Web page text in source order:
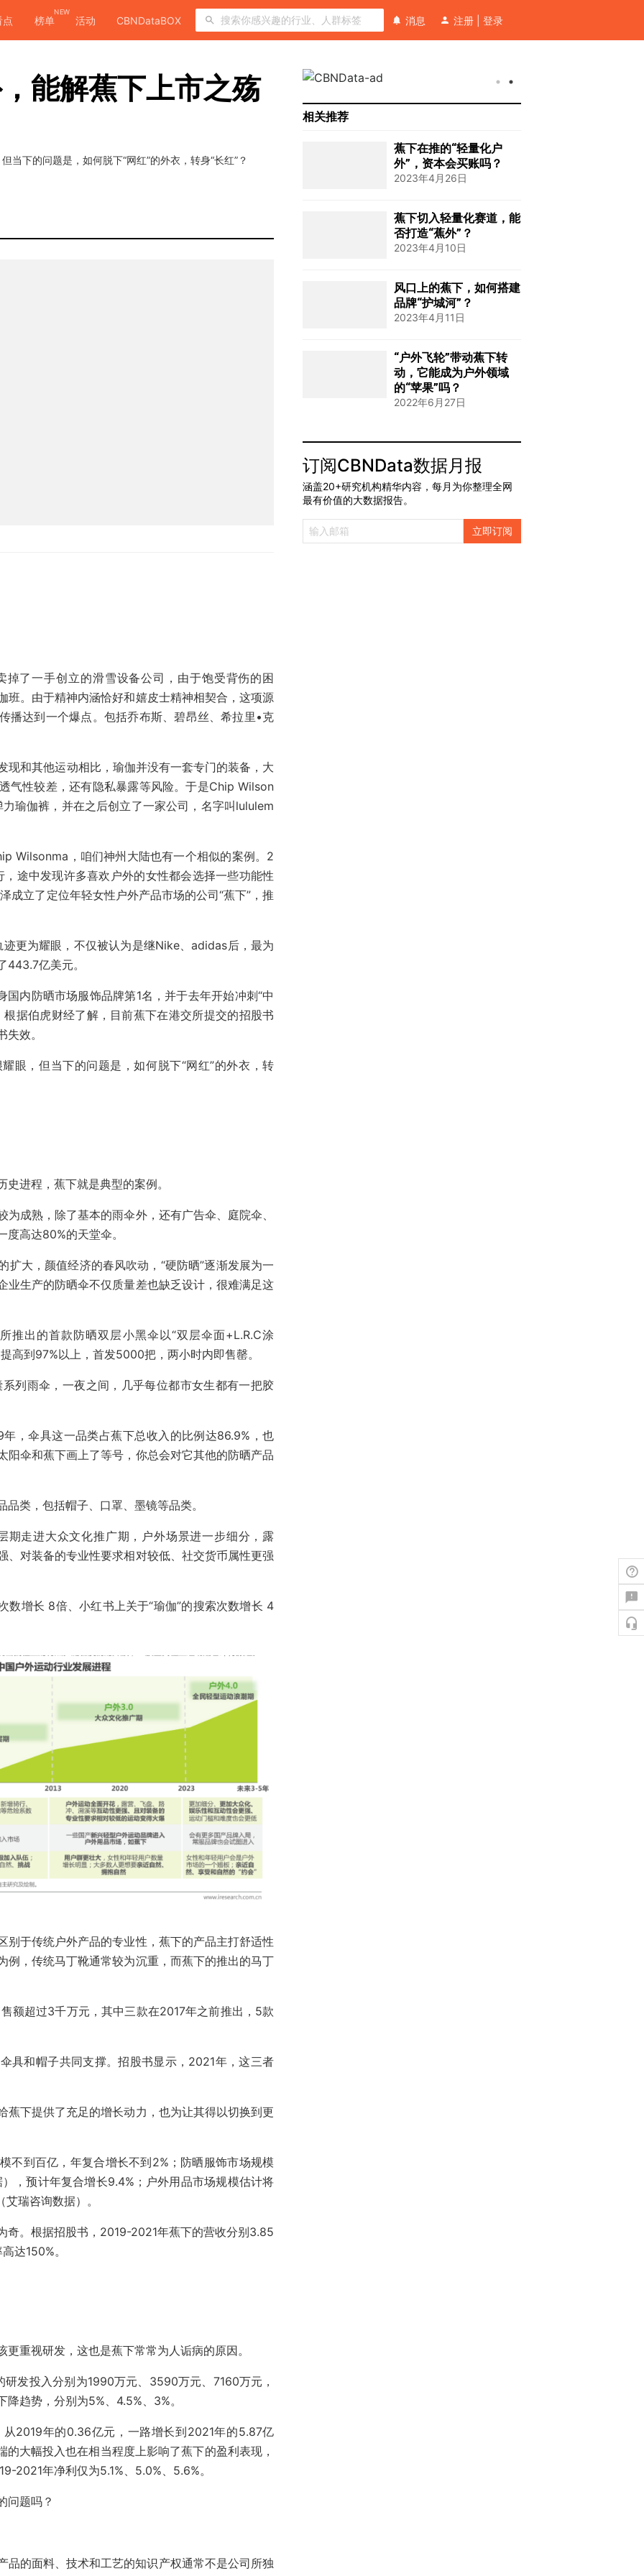
点 榜单
NEW
活动 CBNDataBOX 消息 注册 登录
能解蕉下上市之殇
当下的问题是，如何脱下“网红”的外衣，转身“长红”？
了一手创立的滑雪设备公司，由于饱受背伤的困
班。由于精神内涵恰好和嬉皮士精神相契合，这项源
播达到一个爆点。包括乔布斯、碧昂丝、希拉里•克
和其他运动相比，瑜伽并没有一套专门的装备，大
气性较差，还有隐私暴露等风险。于是Chip Wilson
瑜伽裤，并在之后创立了一家公司，名字叫lululem
Wilsonma，咱们神州大陆也有一个相似的案例。2
途中发现许多喜欢户外的女性都会选择一些功能性
成立了定位年轻女性户外产品市场的公司“蕉下”，推
更为耀眼，不仅被认为是继Nike、adidas后，最为
443.7亿美元。
国内防晒市场服饰品牌第1名，并于去年开始冲刺“中
据伯虎财经了解，目前蕉下在港交所提交的招股书
效。
眼，但当下的问题是，如何脱下“网红”的外衣，转
进程，蕉下就是典型的案例。
成熟，除了基本的雨伞外，还有广告伞、庭院伞、
高达80%的天堂伞。
扩大，颜值经济的春风吹动，“硬防晒”逐渐发展为一
业生产的防晒伞不仅质量差也缺乏设计，很难满足这
推出的首款防晒双层小黑伞以“双层伞面+L.R.C涂
高到97%以上，首发5000把，两小时内即售罄。
列雨伞，一夜之间，几乎每位都市女生都有一把胶
，伞具这一品类占蕉下总收入的比例达86.9%，也
伞和蕉下画上了等号，你总会对它其他的防晒产品
类，包括帽子、口罩、墨镜等品类。
期走进大众文化推广期，户外场景进一步细分，露
、对装备的专业性要求相对较低、社交货币属性更强
数增长 8倍、小红书上关于“瑜伽”的搜索次数增长 4
别于传统户外产品的专业性，蕉下的产品主打舒适性
例，传统马丁靴通常较为沉重，而蕉下的推出的马丁
额超过3千万元，其中三款在2017年之前推出，5款
具和帽子共同支撑。招股书显示，2021年，这三者
蕉下提供了充足的增长动力，也为让其得以切换到更
不到百亿，年复合增长不到2%；防晒服饰市场规模
，预计年复合增长9.4%；户外用品市场规模估计将
瑞咨询数据）。
奇。根据招股书，2019-2021年蕉下的营收分别3.85
达150%。
重视研发，这也是蕉下常常为人诟病的原因。
发投入分别为1990万元、3590万元、7160万元，
趋势，分别为5%、4.5%、3%。
2019年的0.36亿元，一路增长到2021年的5.87亿
大幅投入也在相当程度上影响了蕉下的盈利表现，
2021年净利仅为5.1%、5.0%、5.6%。
问题吗？
的面料、技术和工艺的知识产权通常不是公司所独
相关推荐
蕉下在推的“轻量化户
外”，资本会买账吗？
2023年4月26日
蕉下切入轻量化赛道，能
否打造“蕉外”？
2023年4月10日
风口上的蕉下，如何搭建
品牌“护城河”？
2023年4月11日
“户外飞轮”带动蕉下转
动，它能成为户外领域
的“苹果”吗？
2022年6月27日
订阅CBNData数据月报
涵盖20+研究机构精华内容，每月为你整理全网
最有价值的大数据报告。
立即订阅